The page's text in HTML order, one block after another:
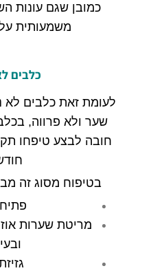
כמובן שגם עונות
משמעותית
כלבים
לעומת זאת כלבים לא
שער ולא פרווה,
חובה לבצע טיפחו
בטיפוח מסוג זה
מריטת שערות